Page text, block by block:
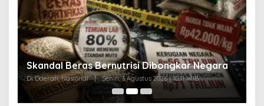
Skandal Beras Bernutrisi Dibongkar Negara
Di Daerah, Nasional | Senin, 3 Agustus 2026 | 10:11 WIB